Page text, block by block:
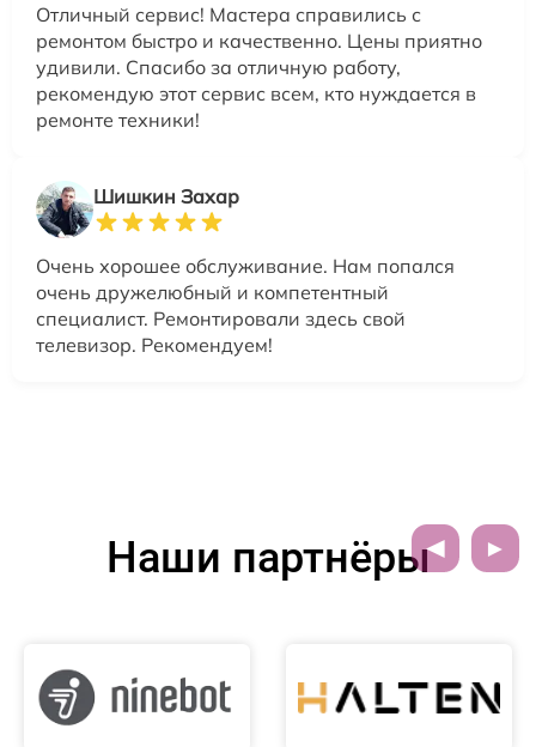
Отличный сервис! Мастера справились с
ремонтом быстро и качественно. Цены приятно
удивили. Спасибо за отличную работу,
рекомендую этот сервис всем, кто нуждается в
ремонте техники!
Шишкин Захар
Очень хорошее обслуживание. Нам попался
очень дружелюбный и компетентный
специалист. Ремонтировали здесь свой
телевизор. Рекомендуем!
Наши партнёры